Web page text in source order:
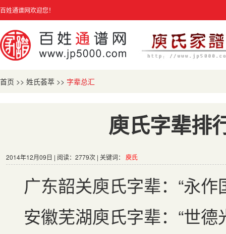
百姓通谱网欢迎您！
首页 >> 姓氏荟萃 >> 字辈总汇
庾氏字辈排
2014年12月09日 | 阅读：2779次 | 关键词： 庾氏
广东韶关庾氏字辈：“永作
安徽芜湖庾氏字辈：“世德